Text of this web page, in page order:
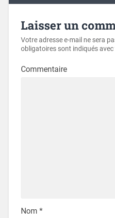
Laisser un
Votre adresse e-mail ne sera
obligatoires sont indiqués avec
Commentaire
Nom *